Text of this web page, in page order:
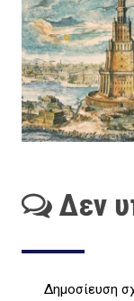
Δεν
Δημοσίευση